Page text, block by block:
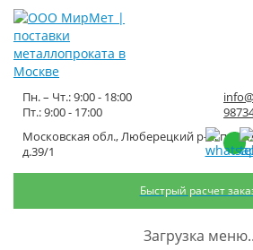
Московская обл., Люберецкий р-н, пос.
д.39/1
Пн. – Чт.: 9:00 - 18:00
Пт.: 9:00 - 17:00
Быстрый расчет
Загрузка
лист алюминиевый
4x1200x3000 R1 4